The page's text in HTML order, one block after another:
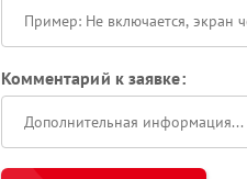
Комментарий к заявке: